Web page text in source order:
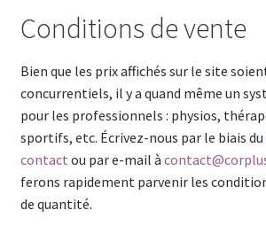
Conditions de vente
Bien que les prix affichés sur le site
concurrentiels, il y a quand même un
pour les professionnels : physios,
sportifs, etc. Écrivez-nous par le biais du
contact ou par e-mail à
ferons rapidement parvenir les
de quantité.